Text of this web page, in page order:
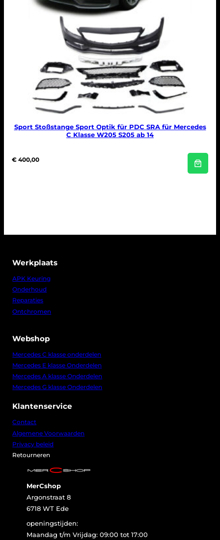
Sport Stoßstange Sport Optik für PDC SRA für Mercedes
C Klasse W205 S205 ab 14
€ 400,00
Werkplaats
APK Keuring
Onderhoud
Reparaties
Ontchromen
Webshop
Mercedes C klasse onderdelen
Mercedes E klasse Onderdelen
Mercedes A klasse Onderdelen
Mercedes G klasse Onderdelen
Klantenservice
Contact
Algemene Voorwaarden
Privacy beleid
Retourneren
MerCshop
Argonstraat 8
6718 WT Ede
openingstijden:
Maandag t/m Vrijdag: 09:00 tot 17:00